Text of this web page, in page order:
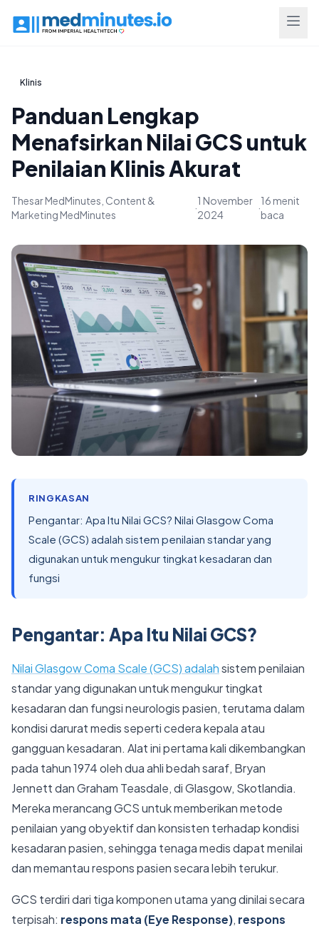
Klinis
Panduan Lengkap
Menafsirkan Nilai GCS untuk
Penilaian Klinis Akurat
Thesar MedMinutes, Content &
Marketing MedMinutes
·
1 November
2024
·
16 menit
baca
RINGKASAN
Pengantar: Apa Itu Nilai GCS? Nilai Glasgow Coma
Scale (GCS) adalah sistem penilaian standar yang
digunakan untuk mengukur tingkat kesadaran dan
fungsi
Pengantar: Apa Itu Nilai GCS?
Nilai Glasgow Coma Scale (GCS) adalahsistem penilaian
standar yang digunakan untuk mengukur tingkat
kesadaran dan fungsi neurologis pasien, terutama dalam
kondisi darurat medis seperti cedera kepala atau
gangguan kesadaran. Alat ini pertama kali dikembangkan
pada tahun 1974 oleh dua ahli bedah saraf, Bryan
Jennett dan Graham Teasdale, di Glasgow, Skotlandia.
Mereka merancang GCS untuk memberikan metode
penilaian yang obyektif dan konsisten terhadap kondisi
kesadaran pasien, sehingga tenaga medis dapat menilai
dan memantau respons pasien secara lebih terukur.
GCS terdiri dari tiga komponen utama yang dinilai secara
terpisah: respons mata (Eye Response), respons